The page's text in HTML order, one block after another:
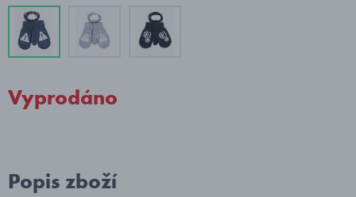
Vyprodáno
Popis zboží